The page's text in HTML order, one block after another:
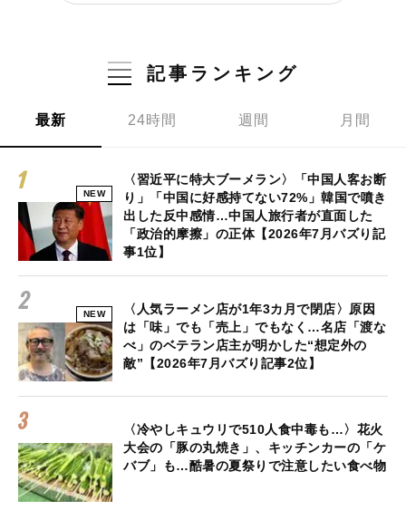
記事ランキング
最新 24時間 週間 月間
NEW
〈習近平に特大ブーメラン〉「中国人客お断
り」「中国に好感持てない72%」韓国で噴き
出した反中感情…中国人旅行者が直面した
「政治的摩擦」の正体【2026年7月バズり記
事1位】
NEW
〈人気ラーメン店が1年3カ月で閉店〉原因
は「味」でも「売上」でもなく…名店「渡な
べ」のベテラン店主が明かした“想定外の
敵”【2026年7月バズり記事2位】
〈冷やしキュウリで510人食中毒も…〉花火
大会の「豚の丸焼き」、キッチンカーの「ケ
バブ」も…酷暑の夏祭りで注意したい食べ物